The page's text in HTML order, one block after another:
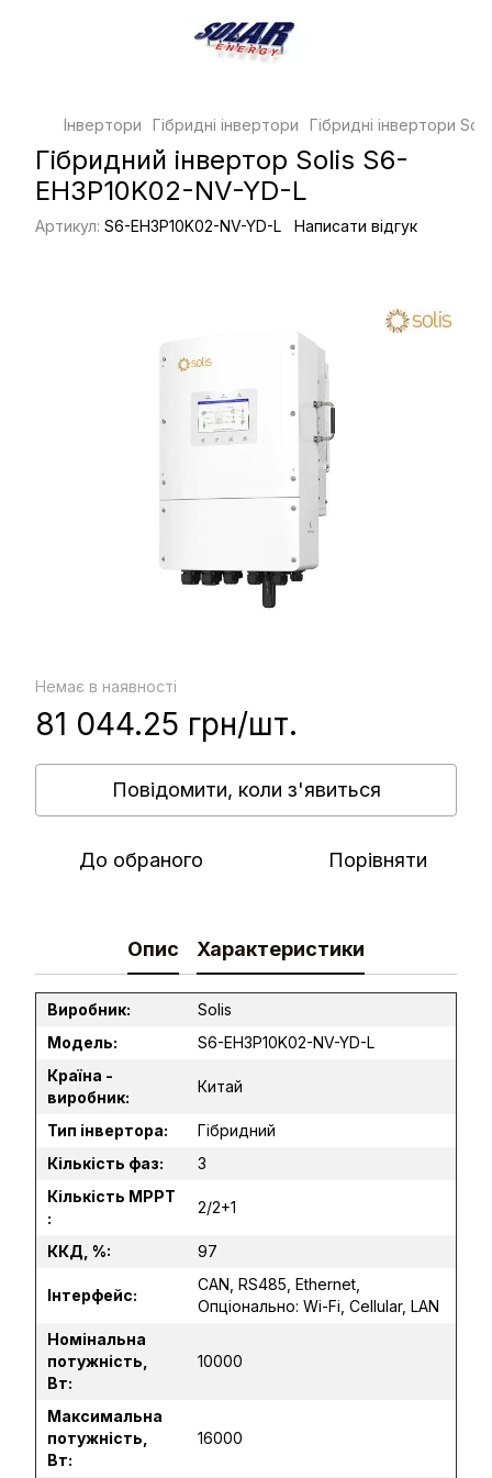
Інвертори Гібридні інвертори Гібридні інвертори
Гібридний інвертор Solis S6-
EH3P10K02-NV-YD-L
Артикул: S6-EH3P10K02-NV-YD-L Написати відгук
Немає в наявності
81 044.25 грн/шт.
Повідомити, коли з'явиться
До обраного Порівняти
Опис Характеристики
Виробник:
Solis
Модель:
S6-EH3P10K02-NV-YD-L
Країна -
виробник:
Китай
Тип інвертора:
Гібридний
Кількість фаз:
3
Кількість MPPT
:
2/2+1
ККД, %: 97
Інтерфейс:
CAN, RS485, Ethernet,
Опціонально: Wi-Fi, Cellular, LAN
Номінальна
потужність,
Вт:
10000
Максимальна
потужність,
Вт:
16000